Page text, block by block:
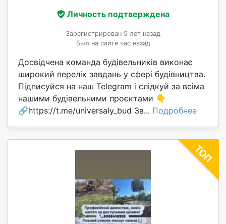
Личность подтверждена
Зарегистрирован 5 лет назад
Был на сайте час назад
Досвідчена команда будівельників виконає
широкий перелік завдань у сфері будівництва.
Підписуйся на наш Telegram і слідкуй за всіма
нашими будівельними проєктами 👇
🔗https://t.me/universaly_bud Зв... Подробнее